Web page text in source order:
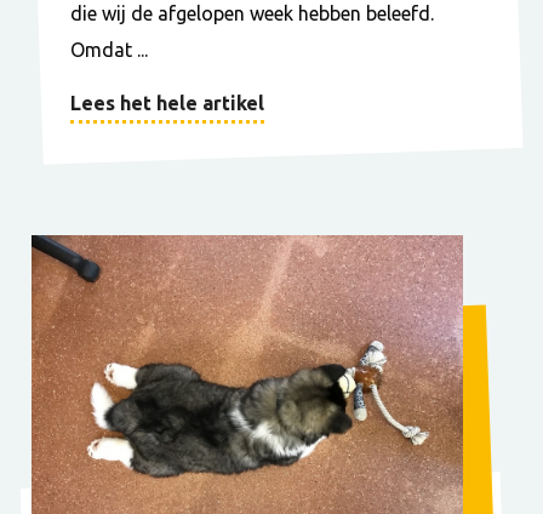
die wij de afgelopen week hebben beleefd.
Omdat ...
Lees het hele artikel